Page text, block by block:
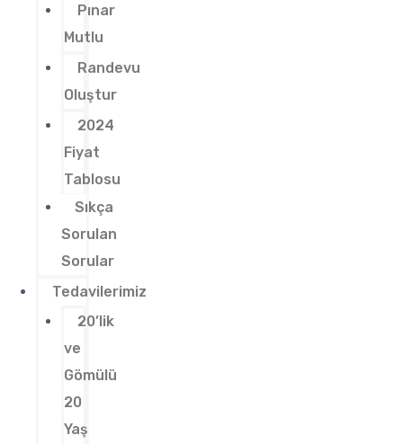
Pınar
Mutlu
Randevu
Oluştur
2024
Fiyat
Tablosu
Sıkça
Sorulan
Sorular
Tedavilerimiz
20’lik
ve
Gömülü
20
Yaş